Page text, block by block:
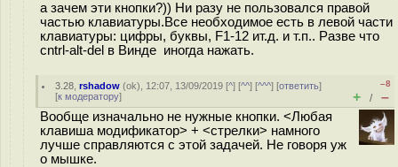
а зачем эти кнопки?)) Ни разу не пользовался правой
частью клавиатуры.Все необходимое есть в левой части
клавиатуры: цифры, буквы, F1-12 ит.д. и т.п.. Разве что
cntrl-alt-del в Винде иногда нажать.
3.28 ,rshadow (ok), 12:07, 13/09/2019 [^] [^^] [^^^] [ответить]
[к модератору]
–8
+ / –
Вообще изначально не нужные кнопки. <Любая
клавиша модификатор> + <стрелки> намного
лучше справляются с этой задачей. Не говоря уж
о мышке.